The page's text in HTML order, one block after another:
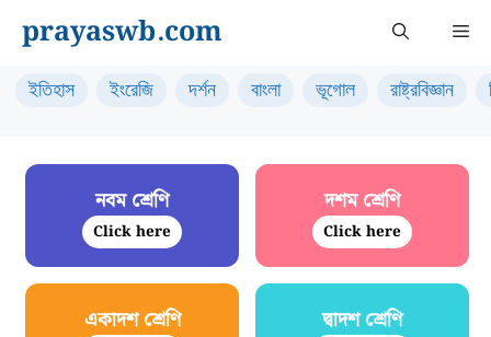
content
prayaswb.com
ইতিহাস ইংরেজি দর্শন বাংলা ভূগোল রাষ্ট্রবিজ্ঞান
নবম শ্রেণি
Click here
দশম শ্রেণি
Click here
একাদশ শ্রেণি দ্বাদশ শ্রেণি